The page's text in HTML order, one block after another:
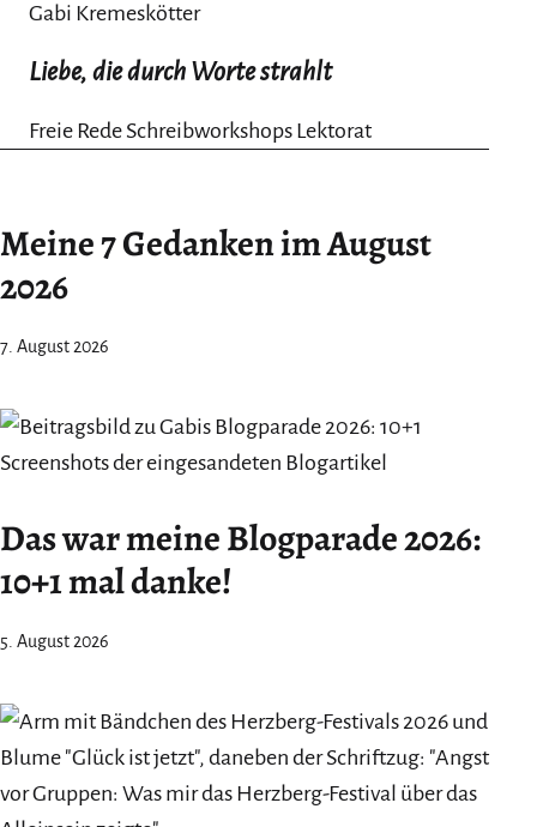
Gabi Kremeskötter
Liebe, die durch Worte strahlt
Freie Rede Schreibworkshops Lektorat
Meine 7 Gedanken im August
2026
7. August 2026
Das war meine Blogparade 2026:
10+1 mal danke!
5. August 2026